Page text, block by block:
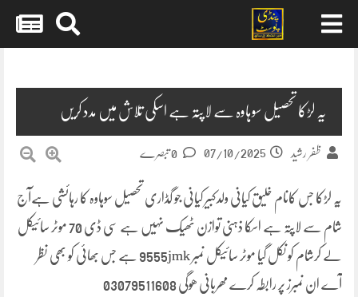
یہ لڑکا تحصیل سوہاوہ سے لاپتہ ہے اسکی تلاش میں مدد کریں
ظفر رشید 07/10/2025
یہ لڑکا جس کانام خلیق کیانی ولدکبیر کیانی جو گڈاری تحصیل سوہاوہ کا رہائشی ہےآج
شام سے لاپتہ ہے اسکا ذہنی توازن ٹھیک نہیں ہے سی ڈی 70 موٹر سائیکل
لے کرشام کو نکل گیا موٹر سائیکل نمبر 9555jmk ہے جس بھائی کو بھی نظر
آے ان نمبرز پر رابطہ کرے مھربانی ھوگی 03079511608